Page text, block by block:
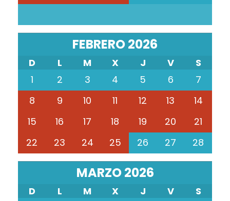
FEBRERO 2026
D L M X J V
S
1
2 3 4 5 6
7
8
9 10 11 12 13
14
15
16 17 18 19 20
21
22
23 24 25 26 27 28
MARZO 2026
D L M X J V
S